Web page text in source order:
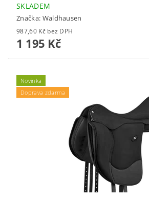
SKLADEM
Značka: Waldhausen
987,60 Kč bez DPH
1 195 Kč
Novinka
Doprava zdarma